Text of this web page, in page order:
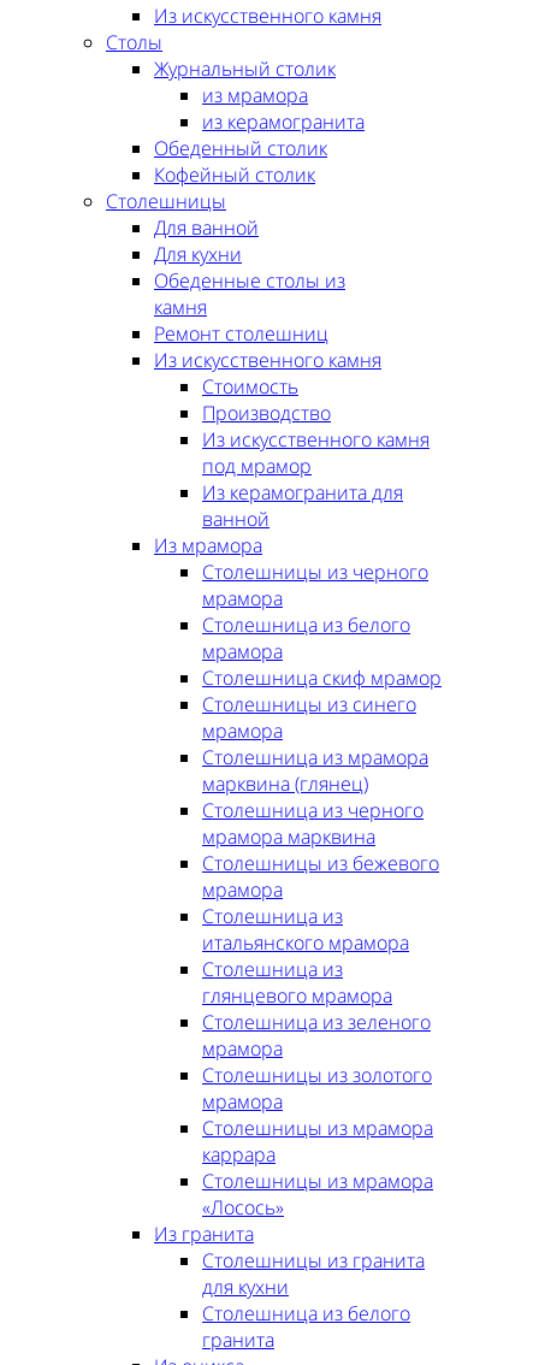
Из искусственного камня
Столы
Журнальный столик
из мрамора
из керамогранита
Обеденный столик
Кофейный столик
Столешницы
Для ванной
Для кухни
Обеденные столы из
камня
Ремонт столешниц
Из искусственного камня
Стоимость
Производство
Из искусственного камня
под мрамор
Из керамогранита для
ванной
Из мрамора
Столешницы из черного
мрамора
Столешница из белого
мрамора
Столешница скиф мрамор
Столешницы из синего
мрамора
Столешница из мрамора
марквина (глянец)
Столешница из черного
мрамора марквина
Столешницы из бежевого
мрамора
Столешница из
итальянского мрамора
Столешница из
глянцевого мрамора
Столешница из зеленого
мрамора
Столешницы из золотого
мрамора
Столешницы из мрамора
каррара
Столешницы из мрамора
«Лосось»
Из гранита
Столешницы из гранита
для кухни
Столешница из белого
гранита